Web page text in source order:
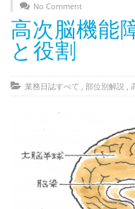
- 高次脳機能障害の皆
保険の百科事典
ご相談・お問い合わせ
No Comment
高次脳機能
と役割
業務日誌すべて , 部位別解説 ,